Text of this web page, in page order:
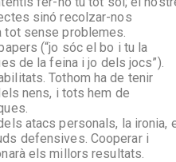
sinó recolzar-nos
tot sense problemes.
(“jo sóc el bo i tu la
de la feina i jo dels jocs”).
Tothom ha de tenir
nens, i tots hem de
atacs personals, la ironia,
defensives. Cooperar i
els millors resultats.